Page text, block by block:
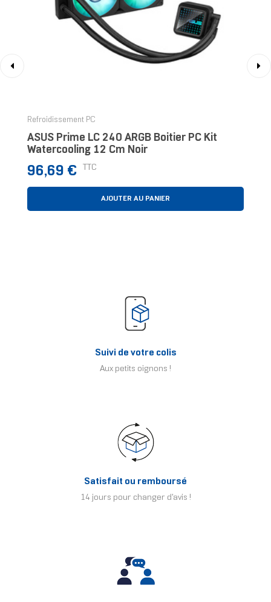
Refroidissement PC
ASUS Prime LC 240 ARGB Boitier PC Kit
Watercooling 12 Cm Noir
Prix
96,69 € TTC
AJOUTER AU PANIER
Suivi de votre colis
Aux petits oignons !
Satisfait ou remboursé
14 jours pour changer d'avis !